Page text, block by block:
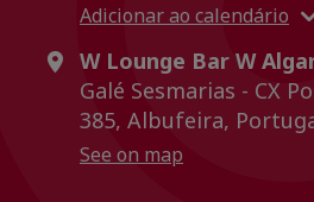
Adicionar ao calendário
W Lounge Bar W
Galé Sesmarias - CX
385, Albufeira,
See on map